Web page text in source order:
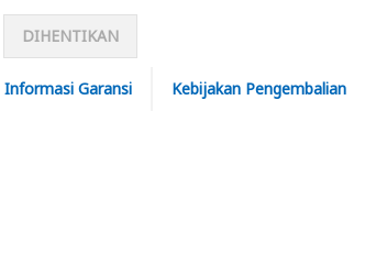
DIHENTIKAN
Informasi Garansi Kebijakan Pengembalian